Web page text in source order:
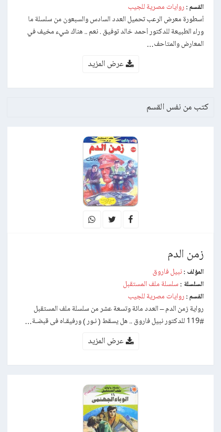
القسم : روايات مصرية للجيب
أسطورة معرض الرعب تحميل العدد السادس والسبعون من سلسلة ما
وراء الطبيعة للدكتور أحمد خالد توفيق . نعم .. هناك شيء مخيف في
المعارض والمتاحف…
عرض المزيد
كتب من نفس القسم
زمن الدم
المؤلف : نبيل فاروق
السلسلة : سلسلة ملف المستقبل
القسم : روايات مصرية للجيب
رواية زمن الدم – العدد مائة وتسعة عشر من سلسلة ملف المستقبل
#119 للدكتور نبيل فاروق .. هل يسقط ( نـور ) ورفيقـاه فى قبضـة…
عرض المزيد